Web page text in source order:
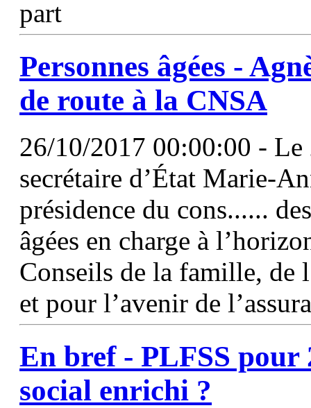
part
Personnes âgées -
de route à la CNSA
26/10/2017 00:00:00 - Le
secrétaire d’État Marie-
présidence du cons......
âgées en charge à
Conseils de la famille, de
et pour l’avenir de
En bref - PLFSS pour
social enrichi ?